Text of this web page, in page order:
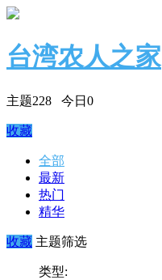
台湾农人之家
主题228 今日 0
收藏
全部
最新
热门
精华
收藏 主题筛选
类型: